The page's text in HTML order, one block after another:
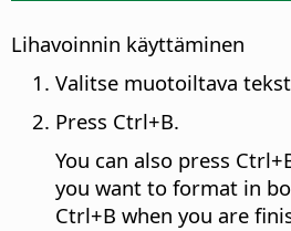
Lihavoinnin käyttäminen
Valitse muotoiltava
Press Ctrl+B.
You can also press Ctrl
you want to format in
Ctrl+B when you are